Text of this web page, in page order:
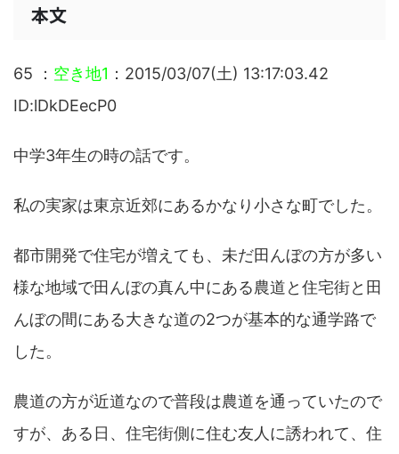
本文
65 ： 空き地1 ：2015/03/07(土) 13:17:03.42
ID:lDkDEecP0
中学3年生の時の話です。
私の実家は東京近郊にあるかなり小さな町でした。
都市開発で住宅が増えても、未だ田んぼの方が多い
様な地域で田んぼの真ん中にある農道と住宅街と田
んぼの間にある大きな道の2つが基本的な通学路で
した。
農道の方が近道なので普段は農道を通っていたので
すが、ある日、住宅街側に住む友人に誘われて、住